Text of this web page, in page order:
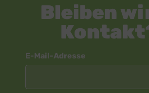
Bleiben
E-Mail-Adresse